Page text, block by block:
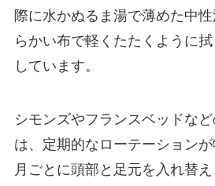
際に水かぬるま湯で薄めた中
らかい布で軽くたたくように
しています。
シモンズやフランスベッドな
は、定期的なローテーション
月ごとに頭部と足元を入れ替